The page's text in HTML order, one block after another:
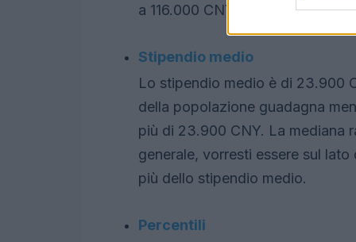
a 116.000 CNY al mese
Stipendio medio
Lo stipendio medio è di 23.900
della popolazione guadagna
più di 23.900 CNY. La mediana
generale, vorresti essere sul
più dello stipendio medio.
Percentili